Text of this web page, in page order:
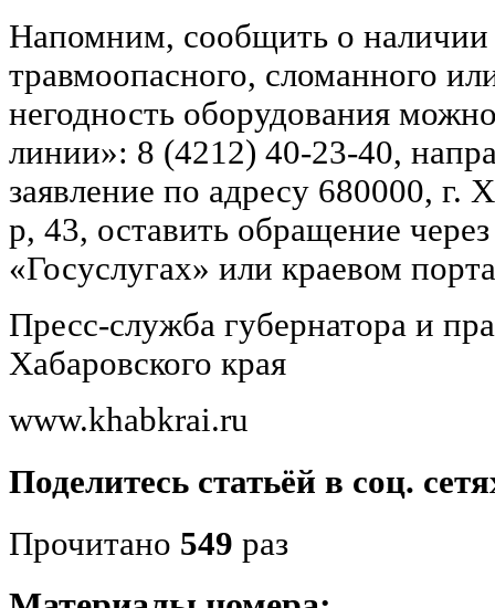
Напомним, сообщить о
травмоопасного, сломанного
негодность оборудования
линии»: 8 (4212) 40-23-40,
заявление по адресу 680000, г.
р, 43, оставить обращение
«Госуслугах» или краевом
Пресс-служба губернатора и
Хабаровского края
www.khabkrai.ru
Поделитесь статьёй в соц.
Прочитано 549 раз